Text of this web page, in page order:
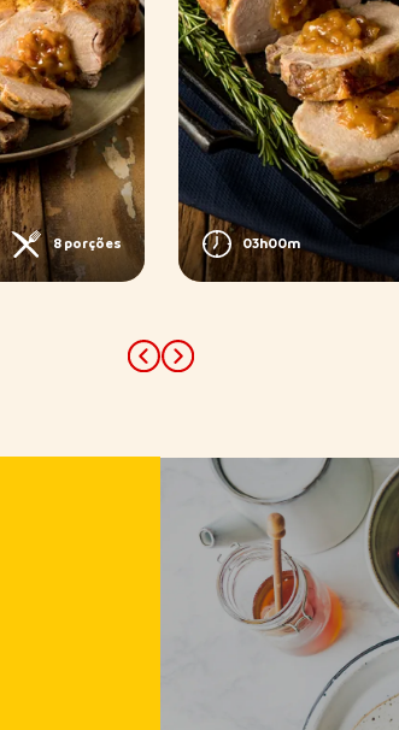
8 porções 03h00m
Previous
Next